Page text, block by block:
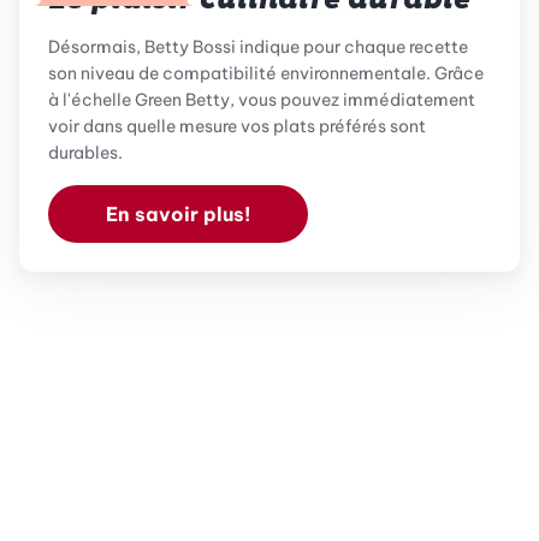
Désormais, Betty Bossi indique pour chaque recette
son niveau de compatibilité environnementale. Grâce
à l'échelle Green Betty, vous pouvez immédiatement
voir dans quelle mesure vos plats préférés sont
durables.
En savoir plus!